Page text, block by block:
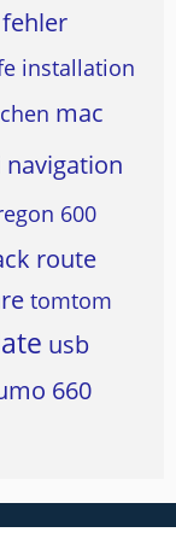
fehler
installation
mac
navigation
600
route
tomtom
usb
660